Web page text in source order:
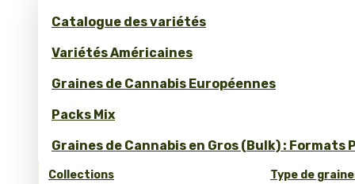
Catalogue des variétés
Variétés Américaines
Graines de Cannabis Européennes
Packs Mix
Graines de Cannabis en Gros (Bulk) : Formats
Collections Type de